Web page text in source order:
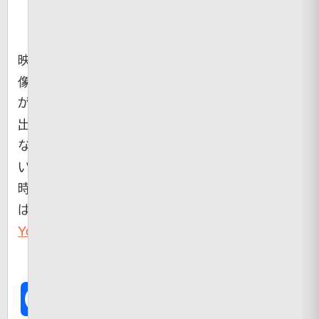
映
像
が
出
な
い
時
は
YouTube